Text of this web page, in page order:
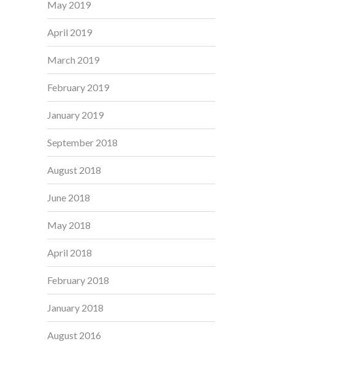
May 2019
April 2019
March 2019
February 2019
January 2019
September 2018
August 2018
June 2018
May 2018
April 2018
February 2018
January 2018
August 2016